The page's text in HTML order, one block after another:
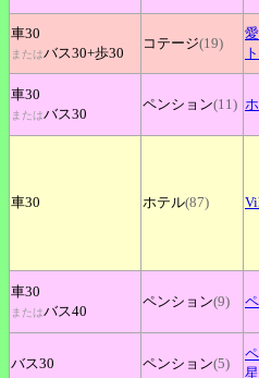
車30
またはバス30+歩30
コテージ(19)
車30
またはバス30
ペンション(11)
車30 ホテル(87)
車30
またはバス40
ペンション(9)
バス30 ペンション(5)
星